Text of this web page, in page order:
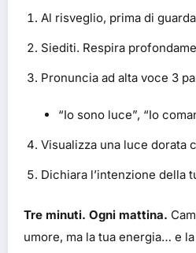
Al risveglio, prima di
Siediti. Respira
Pronuncia ad alta voce 3
“Io sono luce”, “Io
Visualizza una luce dorata
Dichiara l’intenzione della
Tre minuti. Ogni mattina.
umore, ma la tua energia… e